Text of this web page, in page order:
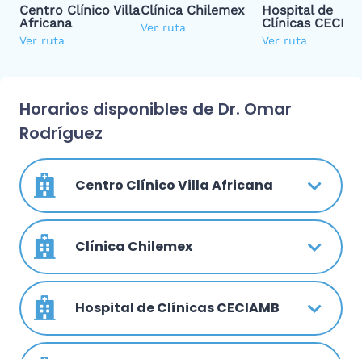
Centro Clínico Villa
Africana
Ver ruta
Clínica Chilemex
Ver ruta
Hospital de
Clínicas
Ver ruta
Horarios disponibles de Dr. Omar
Rodríguez
Centro Clínico Villa Africana
Clínica Chilemex
Hospital de Clínicas CECIAMB